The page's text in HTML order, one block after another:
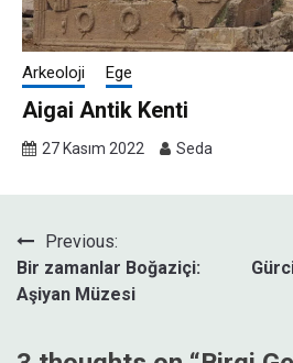
Arkeoloji Ege
Aigai Antik Kenti
27 Kasım 2022 Seda
Yazı
gezinmesi
Previous:
Bir zamanlar Boğaziçi:
Aşiyan Müzesi